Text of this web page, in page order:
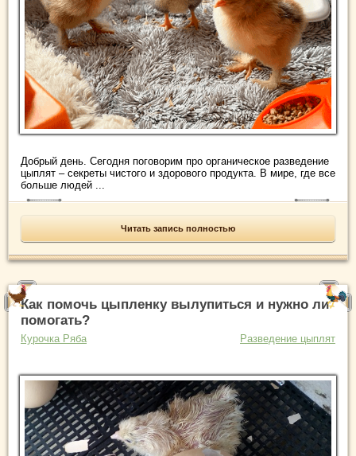
Добрый день. Сегодня поговорим про органическое разведение
цыплят – секреты чистого и здорового продукта. В мире, где все
больше людей ...
Читать запись полностью
Как помочь цыпленку вылупиться и нужно ли
помогать?
Курочка Ряба Разведение цыплят